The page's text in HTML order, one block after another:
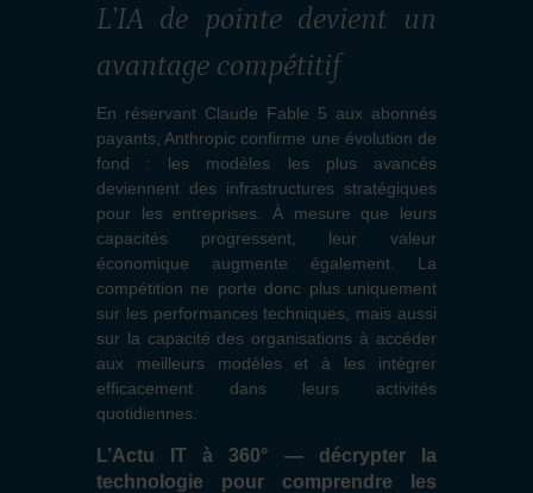
L’IA de pointe devient un
avantage compétitif
En réservant Claude Fable 5 aux abonnés
payants, Anthropic confirme une évolution de
fond : les modèles les plus avancés
deviennent des infrastructures stratégiques
pour les entreprises. À mesure que leurs
capacités progressent, leur valeur
économique augmente également. La
compétition ne porte donc plus uniquement
sur les performances techniques, mais aussi
sur la capacité des organisations à accéder
aux meilleurs modèles et à les intégrer
efficacement dans leurs activités
quotidiennes.
L’Actu IT à 360° — décrypter la
technologie pour comprendre les